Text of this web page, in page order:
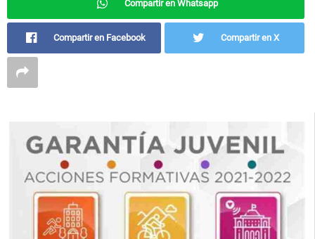
Compartir en Whatsapp
Compartir en Facebook Compartir en X